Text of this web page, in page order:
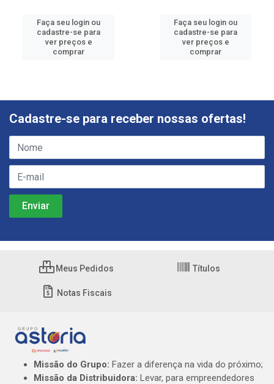
Faça seu login ou
cadastre-se para
ver preços e
comprar
Faça seu login ou
cadastre-se para
ver preços e
comprar
Cadastre-se para receber nossas ofertas!
Meus Pedidos Títulos
Notas Fiscais
Missão do Grupo: Fazer a diferença na vida do próximo;
Missão da Distribuidora: Levar, para empreendedores